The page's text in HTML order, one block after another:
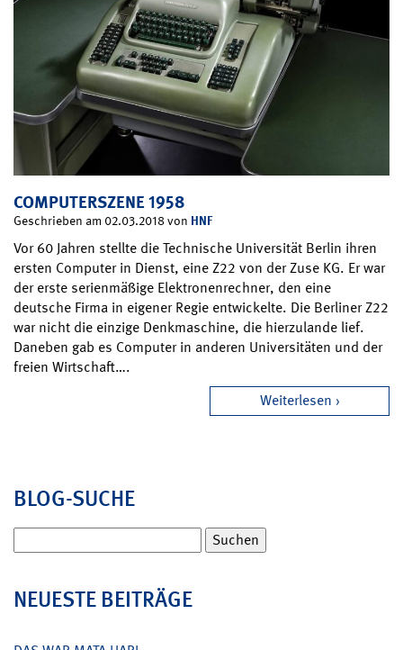
COMPUTERSZENE 1958
Geschrieben am 02.03.2018 von HNF
Vor 60 Jahren stellte die Technische Universität Berlin ihren
ersten Computer in Dienst, eine Z22 von der Zuse KG. Er war
der erste serienmäßige Elektronenrechner, den eine
deutsche Firma in eigener Regie entwickelte. Die Berliner Z22
war nicht die einzige Denkmaschine, die hierzulande lief.
Daneben gab es Computer in anderen Universitäten und der
freien Wirtschaft….
Weiterlesen
BLOG-SUCHE
nach:
NEUESTE BEITRÄGE